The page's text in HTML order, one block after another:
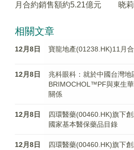
月合約銷售額約5.21億元
晓
相關文章
12月8日 寶龍地產(01238.HK)11月
12月8日
兆科眼科：就於中國台灣地
BRIMOCHOL™PF與東生
關係
12月8日
四環醫藥(00460.HK)旗下
國家基本醫保藥品目錄
12月8日
四環醫藥(00460.HK)旗下